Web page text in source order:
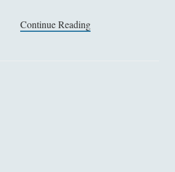
Continue Reading